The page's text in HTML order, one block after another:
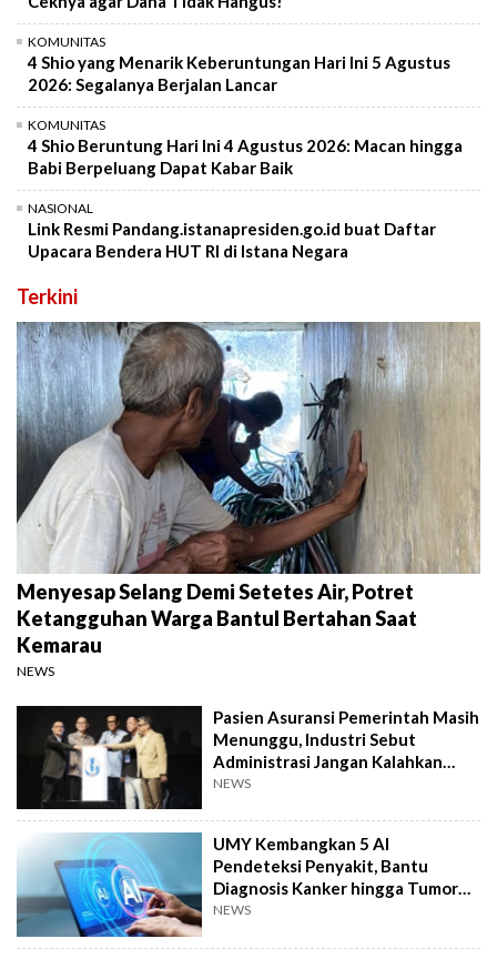
KOMUNITAS
4 Shio yang Menarik Keberuntungan Hari Ini 5 Agustus
2026: Segalanya Berjalan Lancar
KOMUNITAS
4 Shio Beruntung Hari Ini 4 Agustus 2026: Macan hingga
Babi Berpeluang Dapat Kabar Baik
NASIONAL
Link Resmi Pandang.istanapresiden.go.id buat Daftar
Upacara Bendera HUT RI di Istana Negara
Terkini
Menyesap Selang Demi Setetes Air, Potret
Ketangguhan Warga Bantul Bertahan Saat
Kemarau
NEWS
Pasien Asuransi Pemerintah Masih
Menunggu, Industri Sebut
Administrasi Jangan Kalahkan
Kemanusiaan
NEWS
UMY Kembangkan 5 AI
Pendeteksi Penyakit, Bantu
Diagnosis Kanker hingga Tumor
Otak Lebih Cepat
NEWS